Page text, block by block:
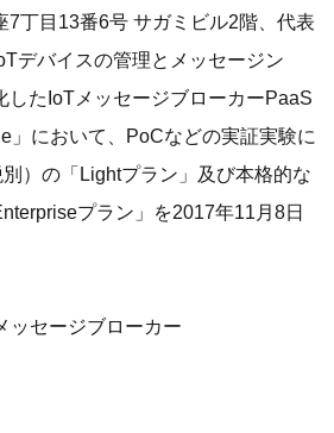
7丁目13番6号 サガミビル2階、代表
デバイスの管理とメッセージン
したIoTメッセージブローカーPaaS
」において、PoCなどの実証実験に
）の「Lightプラン」及び本格的な
プラン」を2017年11月8日
ッセージブローカー